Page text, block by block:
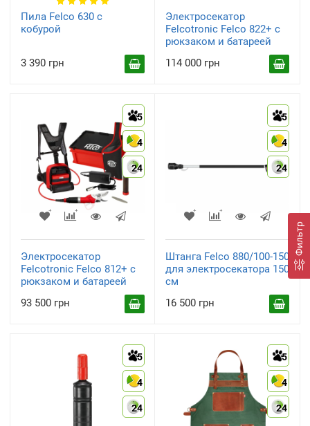
Фильтр
(9)
Складные ножи
(5)
Туристические ножи
Запасные части для
сучкорезов и
высоторезов
Пила Felco 630 с
кобурой
3 390 грн
Электросекатор
Felcotronic Felco 822+ с
рюкзаком и батареей
114 000 грн
5
4
24
Электросекатор
Felcotronic Felco 812+ с
рюкзаком и батареей
93 500 грн
5
4
24
Штанга Felco 880/100-150
для электросекатора 150
см
16 500 грн
5
4
24
5
4
24